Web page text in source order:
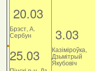
20.03
Брэст, А.
Сербун
25.03
3.03
Казіміроўка,
Дзьмітрый
Якубовіч